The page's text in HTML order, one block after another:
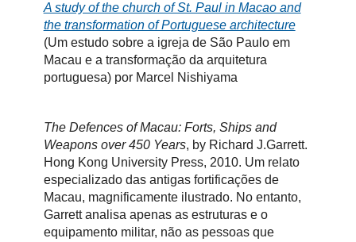
A study of the church of St. Paul in Macao and
the transformation of Portuguese architecture
(Um estudo sobre a igreja de São Paulo em
Macau e a transformação da arquitetura
portuguesa) por Marcel Nishiyama
The Defences of Macau: Forts, Ships and
Weapons over 450 Years, by Richard J.Garrett.
Hong Kong University Press, 2010. Um relato
especializado das antigas fortificações de
Macau, magnificamente ilustrado. No entanto,
Garrett analisa apenas as estruturas e o
equipamento militar, não as pessoas que